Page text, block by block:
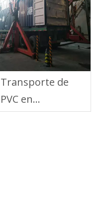
Transporte de
PVC en
contenedores con